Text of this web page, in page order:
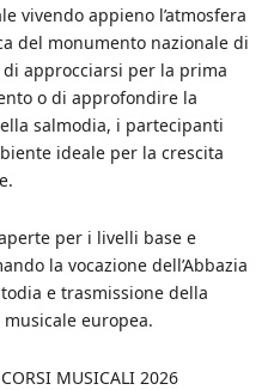
vivendo appieno l’atmosfera
del monumento nazionale di
approcciarsi per la prima
o di approfondire la
salmodia, i partecipanti
ideale per la crescita
per i livelli base e
la vocazione dell’Abbazia
e trasmissione della
europea.
MUSICALI 2026